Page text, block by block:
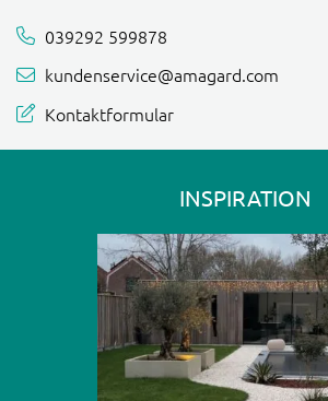
039292 599878
kundenservice@amagard.com
Kontaktformular
INSPIRATION